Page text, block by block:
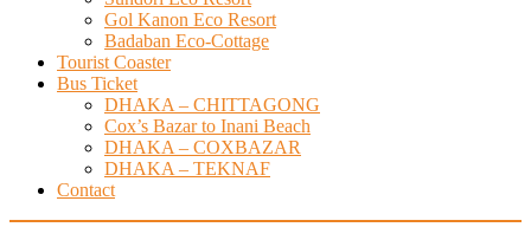
Gol Kanon Eco Resort
Badaban Eco-Cottage
Tourist Coaster
Bus Ticket
DHAKA – CHITTAGONG
Cox’s Bazar to Inani Beach
DHAKA – COXBAZAR
DHAKA – TEKNAF
Contact